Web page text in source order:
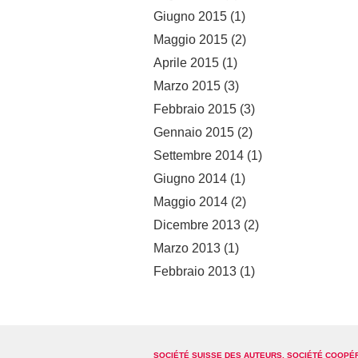
Giugno 2015 (1)
Maggio 2015 (2)
Aprile 2015 (1)
Marzo 2015 (3)
Febbraio 2015 (3)
Gennaio 2015 (2)
Settembre 2014 (1)
Giugno 2014 (1)
Maggio 2014 (2)
Dicembre 2013 (2)
Marzo 2013 (1)
Febbraio 2013 (1)
SOCIÉTÉ SUISSE DES AUTEURS, SOCIÉTÉ